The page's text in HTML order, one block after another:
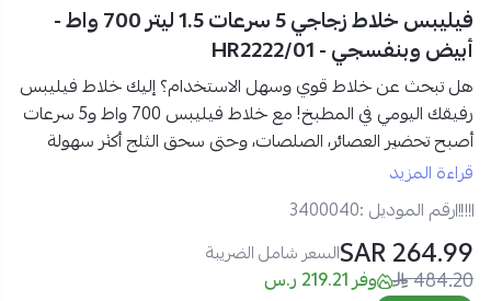
فيليبس خلاط زجاجي 5 سرعات 1.5 ليتر 700 واط -
أبيض وبنفسجي - HR2222/01
هل تبحث عن خلاط قوي وسهل الاستخدام؟ إليك خلاط فيليبس
رفيقك اليومي في المطبخ!
مع خلاط فيليبس 700 واط و5 سرعات
أصبح تحضير العصائر، الصلصات، وحتى سحق الثلج أكثر سهولة
وسرعة.محضر الطعام فيليبس بسعة 1.5 لتر
يجمع بين اللون الأبيض والبنفسجي، وقدرة قوية تجعل من كل
وصفة تجربة ممتعة.
مواصفات خلاط فيليبس 700 واط في السعودية:
قراءة المزيد
رقم الموديل :3400040
264.99 SAR السعر شامل الضريبة
484.20 وفر 219.21 ر.س